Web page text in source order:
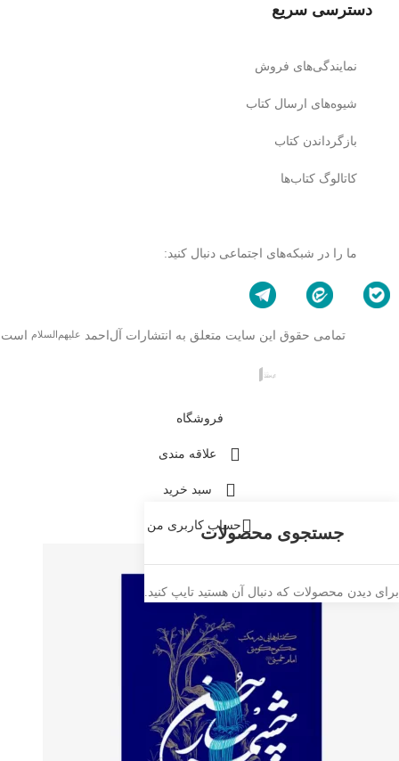
دسترسی سریع
نمایندگی‌های فروش
شیوه‌های ارسال کتاب
بازگرداندن کتاب
کاتالوگ کتاب‌ها
ما را در شبکه‌های اجتماعی دنبال کنید:
تمامی حقوق این سایت متعلق به انتشارات آل‌احمد علیهم‌السلام
برای دیدن محصولات که دنبال آن هستید تایپ کنید.
فروشگاه
علاقه مندی
سبد خرید
حساب کاربری من